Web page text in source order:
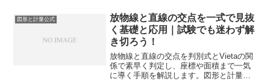
す。
図形と計量公式
放物線と直線の交点を一式で見抜
く基礎と応用｜試験でも迷わず解
き切ろう！
放物線と直線の交点を判別式とVietaの関
係で素早く判定し、座標や面積まで一気
に導く手順を解説します。図形と計量公